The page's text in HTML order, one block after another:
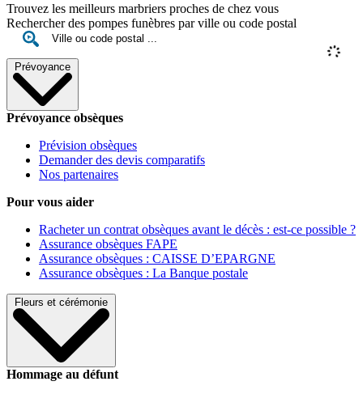
Trouvez les meilleurs marbriers proches de chez vous
Rechercher des pompes funèbres par ville ou code postal
Prévoyance
Prévoyance obsèques
Prévision obsèques
Demander des devis comparatifs
Nos partenaires
Pour vous aider
Racheter un contrat obsèques avant le décès : est-ce possible ?
Assurance obsèques FAPE
Assurance obsèques : CAISSE D’EPARGNE
Assurance obsèques : La Banque postale
Fleurs et cérémonie
Hommage au défunt